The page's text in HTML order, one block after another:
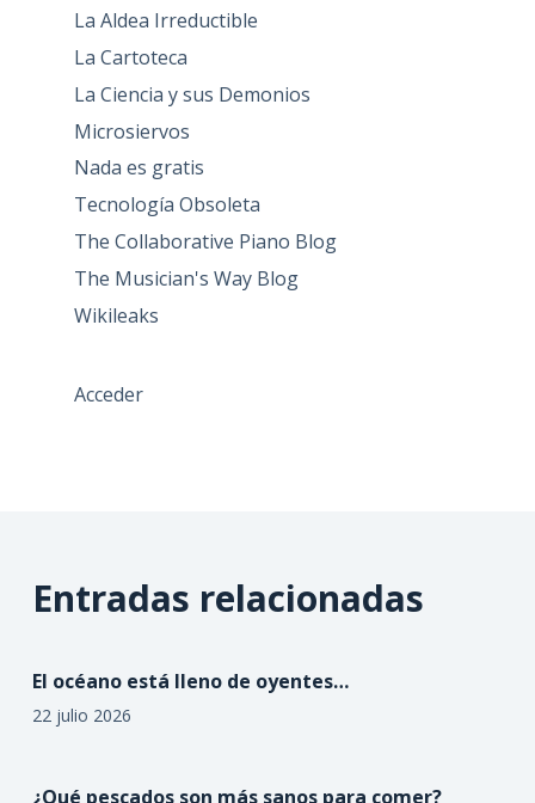
La Aldea Irreductible
La Cartoteca
La Ciencia y sus Demonios
Microsiervos
Nada es gratis
Tecnología Obsoleta
The Collaborative Piano Blog
The Musician's Way Blog
Wikileaks
Acceder
Entradas relacionadas
El océano está lleno de oyentes…
22 julio 2026
¿Qué pescados son más sanos para comer?